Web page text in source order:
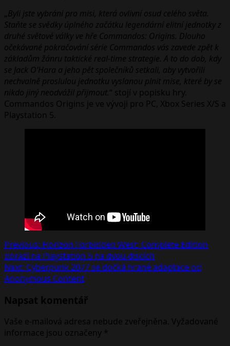
„Byli jste vybráni pro misi, která ovlivní osud celého světa.
Staňte se svědky úplného začátku legendární elitní jednotky z
druhé světové války ve hře Commandos: Origins. Dlouho
očekávané pokračování série Commandos vás zavede zpět k
základům žánru taktické real-time strategie. A to do dob, kdy
se Jack O’Hara a jeho pět společníků setkali, aby vytvořili
nechvalně proslulou jednotku vyslanou plnit mise, které by se
nikdo jiný neodvážil přijmout.“ stojí v popisku hry.
Commandos Origins je ve vývoji pro PC, Xbox Series X/S a
Playstation 5.
Post
navigation
Previous: Horizon Forbidden West: Complete Edition
dorazí na Playstation 5 na dvou discích
Next: Cyberpunk 2077 se dočká hrané adaptace od
Anonymous Content
Napsat komentář
Vaše e-mailová adresa nebude zveřejněna. Vyžadované
informace jsou označeny *